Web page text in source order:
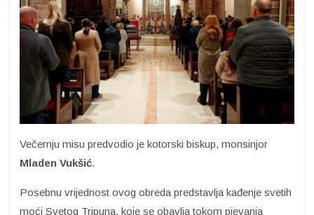
Večernju misu predvodio je kotorski biskup, monsinjor
Mladen Vukšić.
Posebnu vrijednost ovog obreda predstavlja kađenje svetih
moći Svetog Tripuna, koje se obavlja tokom pjevanja